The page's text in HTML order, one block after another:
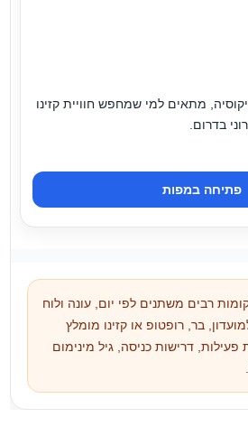
מתאים למי שמחפש חוויית קזינו
בדרום.
פתיחה במפות
רבים משתנים לפי יום, עונה ולוח
בר, רופטופ או קזינו מומלץ
פעילות, דרישות כניסה, גיל מינימום